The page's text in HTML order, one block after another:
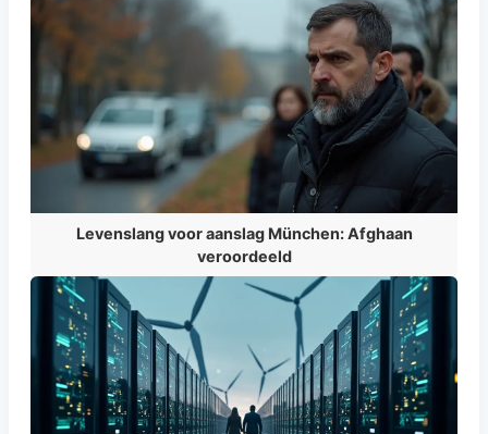
Levenslang voor aanslag München: Afghaan
veroordeeld